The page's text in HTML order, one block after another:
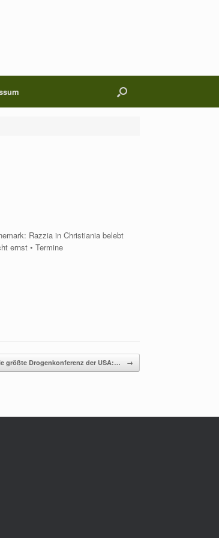
Razzia in Christiania belebt
ernst • Termine
größte Drogenkonferenz der USA:… →